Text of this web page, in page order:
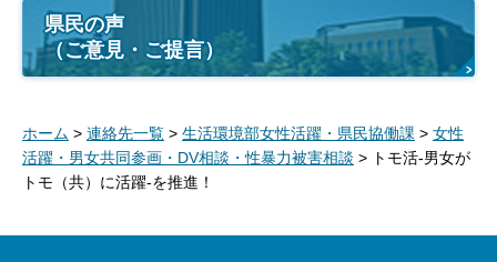
県民の声
（ご意見・ご提言）
ホーム > 連絡先一覧 > 生活環境部女性活躍・県民協働課 > 女性
活躍・男女共同参画・DV相談・性暴力被害相談 > トモ活-男女が
トモ（共）に活躍-を推進！